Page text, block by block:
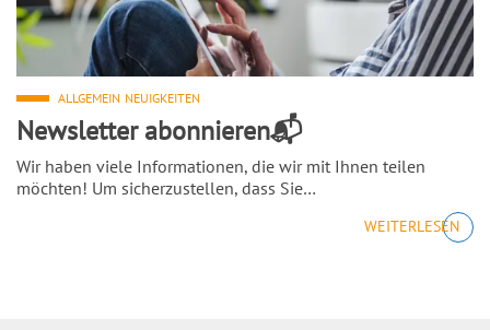
Newsletter abonnieren📬
ALLGEMEIN NEUIGKEITEN
Wir haben viele Informationen, die wir mit Ihnen teilen
möchten! Um sicherzustellen, dass Sie…
WEITERLESEN